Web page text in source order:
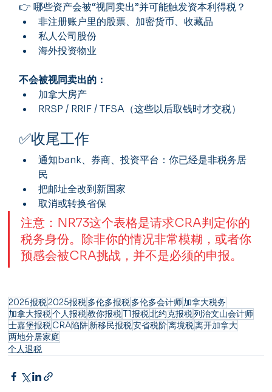
👉 哪些资产会被“视同卖出”并可能触发资本利得税？
非注册账户里的股票、加密货币、收藏品
私人公司股份
海外投资物业
不会被视同卖出的：
加拿大房产
RRSP / RRIF / TFSA（这些以后取钱时才交税）
✅收尾工作
通知bank、券商、投资平台：你已经是非税务居
民
把邮址全改到新国家
取消或转换省保
注意：NR73这个表格是请求CRA判定你的
税务身份。除非你的情况非常模糊，或者你
预感会被CRA挑战，并不是必须的申报。
2026报税2025报税多伦多报税多伦多会计师加拿大税务
加拿大报税个人报税教你报税T1报税北约克报税列治文山会计师
士嘉堡报税CRA陷阱新移民报税安省税阶离境税离开加拿大
两地分居家庭
个人退税